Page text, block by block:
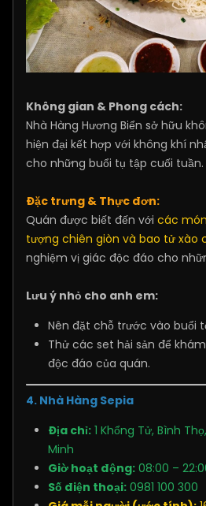
Không gian & Phong cách:
Nhà Hàng Hương Biển sở hữu
hiện đại kết hợp với không khí
cho những buổi tụ tập cuối tuần.
Đặc trưng & Thực đơn:
Quán được biết đến với các
tượng chiên giòn và bao tử xào
nghiệm vị giác độc đáo cho
Lưu ý nhỏ cho anh em:
Nên đặt chỗ trước vào buổi
Thử các set hải sản để
độc đáo của quán.
4. Nhà Hàng Sepia
Địa chỉ: 1 Khổng Tử, Bình
Minh
Giờ hoạt động: 08:00 –
Số điện thoại: 0981 100 300